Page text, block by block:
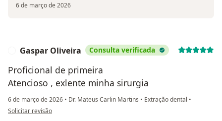
6 de março de 2026
Gaspar Oliveira Consulta verificada
Proficional de primeira
Atencioso , exlente minha sirurgia
6 de março de 2026 • Dr. Mateus Carlin Martins • Extração dental •
na opinião do utilizador Gaspar Oliveira
Solicitar revisão